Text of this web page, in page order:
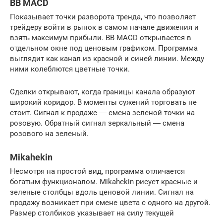
BB MACD
Показывает точки разворота тренда, что позволяет
трейдеру войти в рынок в самом начале движения и
взять максимум прибыли. BB MACD открывается в
отдельном окне под ценовым графиком. Программа
выглядит как канал из красной и синей линии. Между
ними колеблются цветные точки.
Сделки открывают, когда границы канала образуют
широкий коридор. В моменты сужений торговать не
стоит. Сигнал к продаже ― смена зеленой точки на
розовую. Обратный сигнал зеркальный ― смена
розового на зеленый.
Mikahekin
Несмотря на простой вид, программа отличается
богатым функционалом. Mikahekin рисует красные и
зеленые столбцы вдоль ценовой линии. Сигнал на
продажу возникает при смене цвета с одного на другой.
Размер столбиков указывает на силу текущей